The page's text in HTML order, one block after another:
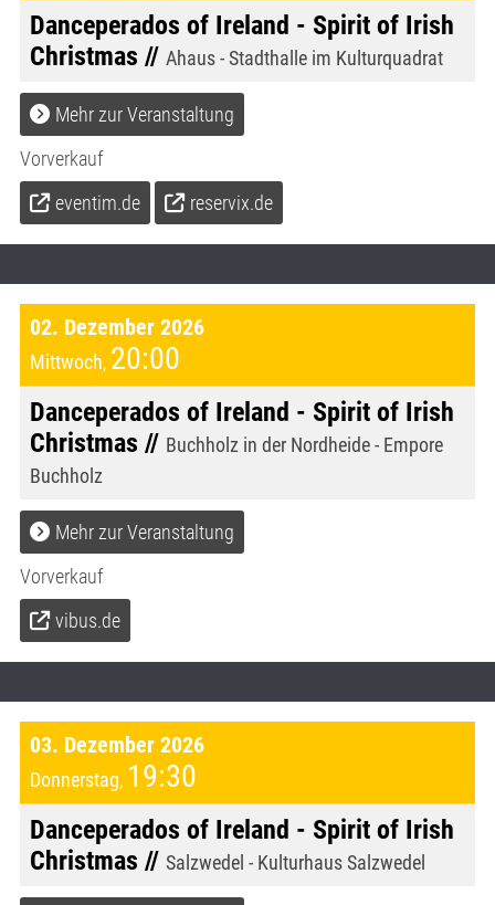
Danceperados of Ireland - Spirit of Irish
Christmas // Ahaus - Stadthalle im Kulturquadrat
Mehr zur Veranstaltung
Vorverkauf
eventim.de
reservix.de
02. Dezember 2026
Mittwoch, 20:00
Danceperados of Ireland - Spirit of Irish
Christmas // Buchholz in der Nordheide - Empore
Buchholz
Mehr zur Veranstaltung
Vorverkauf
vibus.de
03. Dezember 2026
Donnerstag, 19:30
Danceperados of Ireland - Spirit of Irish
Christmas // Salzwedel - Kulturhaus Salzwedel